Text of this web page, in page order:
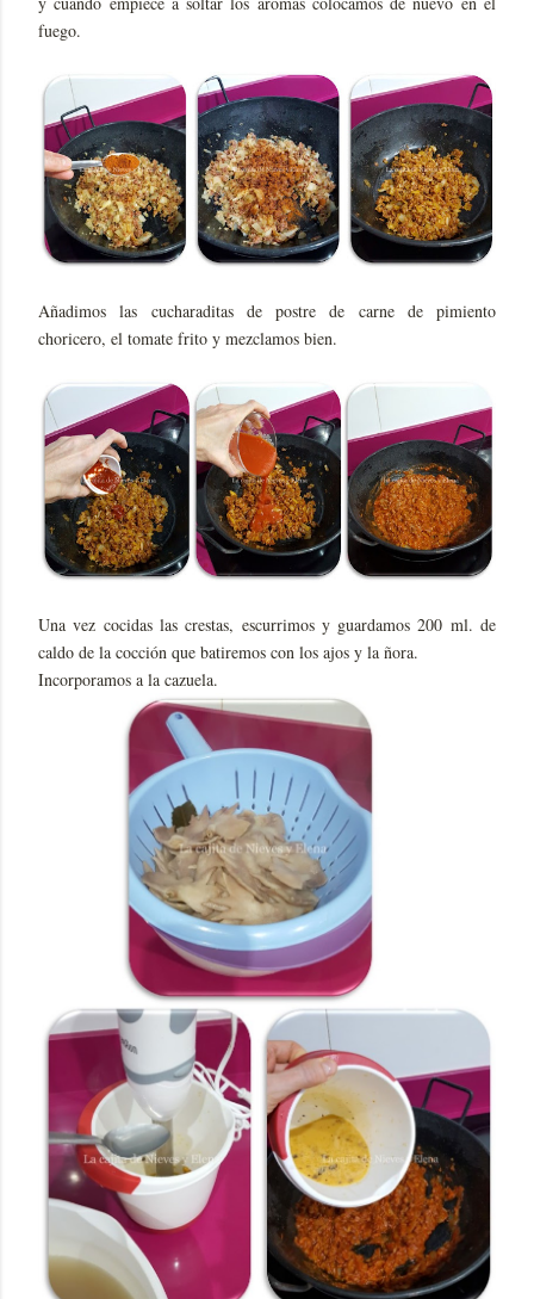
fuego.
Añadimos las cucharaditas de postre de carne de pimiento
choricero, el tomate frito y mezclamos bien.
Una vez cocidas las crestas, escurrimos y guardamos 200 ml. de
caldo de la cocción que batiremos con los ajos y la ñora.
Incorporamos a la cazuela.